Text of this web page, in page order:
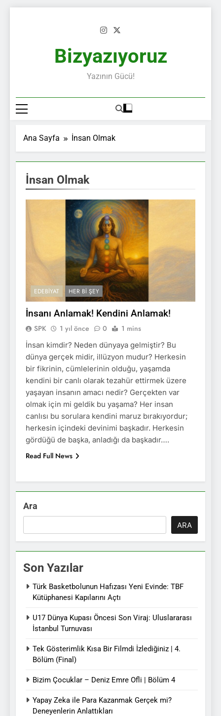
Bizyazıyoruz
Yazının Gücü!
Ana Sayfa İnsan Olmak
İnsan Olmak
EDEBIYAT HER BI ŞEY
İnsanı Anlamak! Kendini Anlamak!
SPK 1 yıl önce 0 1 mins
İnsan kimdir? Neden dünyaya gelmiştir? Bu
dünya gerçek midir, illüzyon mudur? Herkesin
bir fikrinin, cümlelerinin olduğu, yaşamda
kendini bir canlı olarak tezahür ettirmek üzere
yaşayan insanın amacı nedir? Gerçekten var
olmak için mi geldik bu yaşama? Her insan
canlısı bu sorulara kendini maruz bırakıyordur;
herkesin içindeki devinimi başkadır. Herkesin
gördüğü de başka, anladığı da başkadır….
Read Full News
Ara
ARA
Son Yazılar
Türk Basketbolunun Hafızası Yeni Evinde: TBF
Kütüphanesi Kapılarını Açtı
U17 Dünya Kupası Öncesi Son Viraj: Uluslararası
İstanbul Turnuvası
Tek Gösterimlik Kısa Bir Filmdi İzlediğiniz | 4.
Bölüm (Final)
Bizim Çocuklar – Deniz Emre Ofli | Bölüm 4
Yapay Zeka ile Para Kazanmak Gerçek mi?
Deneyenlerin Anlattıkları